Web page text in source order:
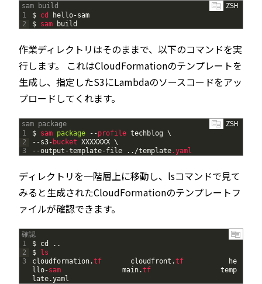
sam build
ZSH
1
2
$ cd hello-sam
$ sam build
作業ディレクトリはそのままで、以下のコマンドを実
行します。 これはCloudFormationのテンプレートを
生成し、指定したS3にLambdaのソースコードをアッ
プロードしてくれます。
sam package
ZSH
1
2
3
$ sam package --profile techblog \
--s3- bucket XXXXXXX \
--output -template-file . . /template.yaml
ディレクトリを一階層上に移動し、lsコマンドで見て
みると生成されたCloudFormationのテンプレートフ
ァイルが確認できます。
確認
1
2
3
$ cd . .
$
ls
cloudformation.tf cloudfront .tf
he
llo-sam main.tf temp
late.yaml